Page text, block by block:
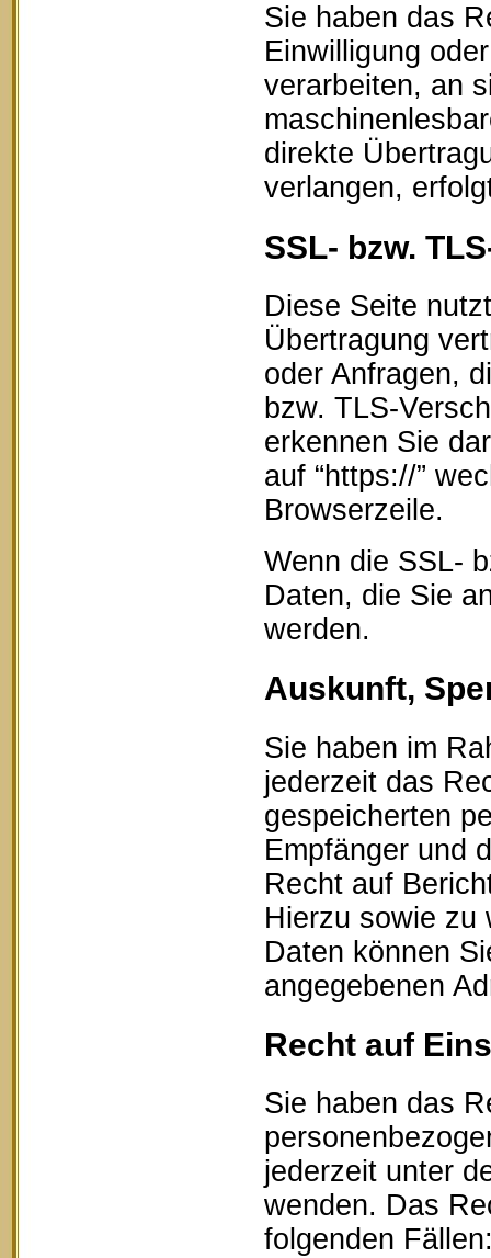
Sie haben das
Einwilligung
verarbeiten, an
direkte
verlangen,
SSL- bzw.
Diese Seite
Übertragung
oder Anfragen,
bzw. TLS-
erkennen Sie
auf “https://”
Browserzeile.
Wenn die SSL-
Daten, die Sie
werden.
Auskunft,
Sie haben im
jederzeit das
gespeicherten
Empfänger und
Recht auf
Hierzu sowie zu
Daten können
angegebenen
Recht auf
Sie haben das
jederzeit unter
wenden. Das
folgenden